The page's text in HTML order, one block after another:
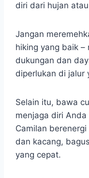
diri dari hujan
Jangan
hiking yang baik –
dukungan dan
diperlukan di jalur
Selain itu, bawa
menjaga diri
Camilan
dan kacang,
yang cepat.